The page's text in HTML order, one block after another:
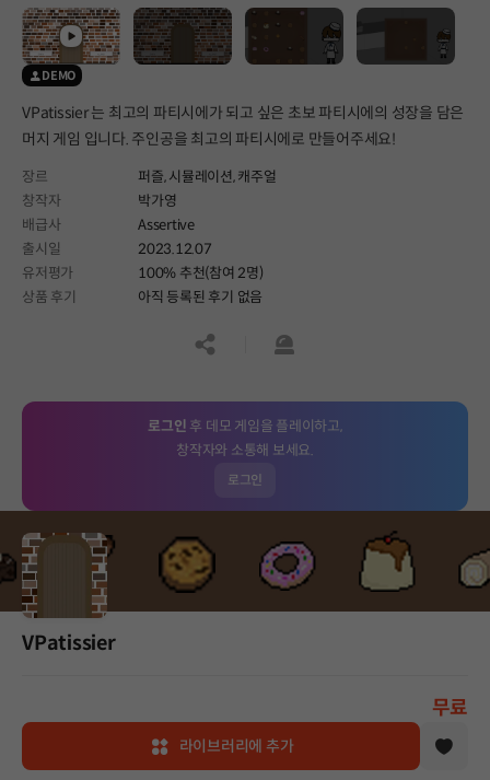
DEMO
VPatissier 는 최고의 파티시에가 되고 싶은 초보 파티시에의 성장을 담은
머지 게임 입니다. 주인공을 최고의 파티시에로 만들어주세요!
장르 퍼즐,시뮬레이션,캐주얼
창작자
박가영
배급사
Assertive
출시일
2023.12.07
유저평가
100% 추천(참여 2명)
상품 후기
아직 등록된 후기 없음
공유하기신고하기
로그인 후 데모 게임을 플레이하고,
창작자와 소통해 보세요.
로그인
VPatissier
무료
라이브러리에 추가